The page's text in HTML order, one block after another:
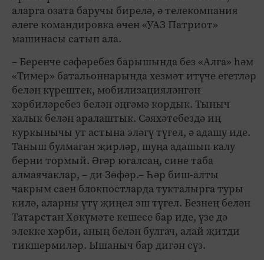
аларга озата баручы бирелә, ә телекомпания
әлеге командировка өчен «УАЗ Патриот»
машинасы сатып ала.
– Беренче сәфәребез барышында без «Алга» һәм
«Тимер» батальоннарында хезмәт итүче егетләр
белән күрештек, мобилизацияләнгән
хәрбиләребез белән әңгәмә кордык. Тыныч
халык белән аралаштык. Сәяхәтебездә иң
куркынычы ут астына эләгү түгел, ә адашу иде.
Таныш булмаган җирләр, шуңа адашып калу
берни тормый. Әгәр югалсаң, сине таба
алмаячаклар, – ди Зөфәр.– Һәр биш-алты
чакрым саен блокпостларда тукталырга туры
килә, аларны үтү җиңел эш түгел. Безнең белән
Татарстан Хөкүмәте кешесе бар иде, үзе дә
элекке хәрби, аның белән булгач, алай җитди
тикшермиләр. Ышаныч бар дигән сүз.